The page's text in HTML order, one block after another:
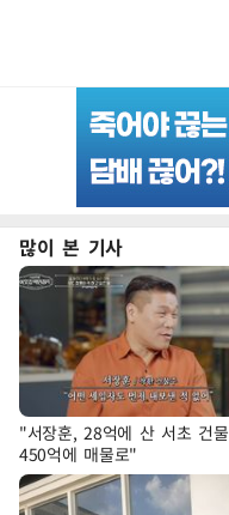
많이 본 기사
"서장훈, 28억에 산 서초 건물
450억에 매물로"